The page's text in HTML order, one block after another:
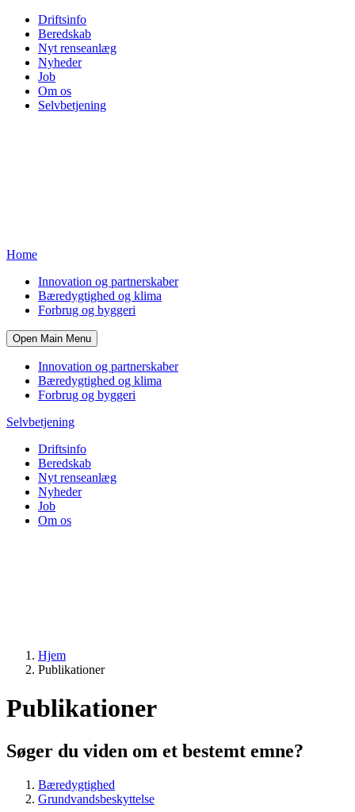
Driftsinfo
Beredskab
Nyt renseanlæg
Nyheder
Job
Om os
Selvbetjening
Home
Innovation og partnerskaber
Bæredygtighed og klima
Forbrug og byggeri
Open Main Menu
Innovation og partnerskaber
Bæredygtighed og klima
Forbrug og byggeri
Selvbetjening
Driftsinfo
Beredskab
Nyt renseanlæg
Nyheder
Job
Om os
Hjem
Publikationer
Publikationer
Søger du viden om et bestemt emne?
Bæredygtighed
Grundvandsbeskyttelse